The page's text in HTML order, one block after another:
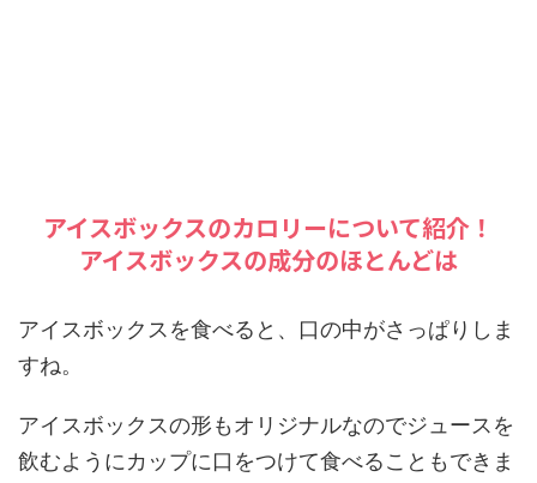
アイスボックスのカロリーについて紹介！
アイスボックスの成分のほとんどは
アイスボックスを食べると、口の中がさっぱりしま
すね。
アイスボックスの形もオリジナルなのでジュースを
飲むようにカップに口をつけて食べることもできま